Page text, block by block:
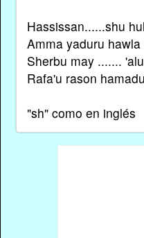
Hassissan......shu
Amma yaduru
Sherbu may .......
Rafa'u rason
"sh" como en inglés